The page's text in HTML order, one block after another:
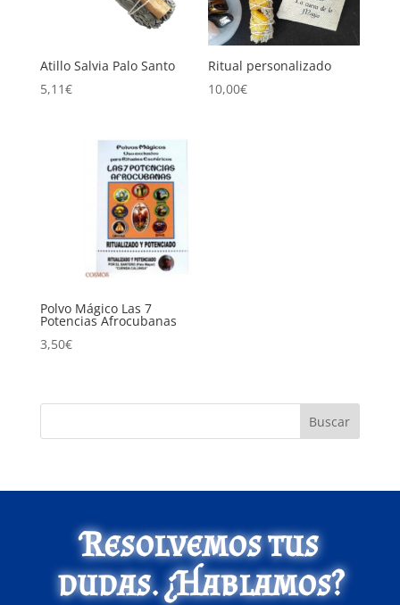
Atillo Salvia Palo Santo
5,11€
Ritual personalizado
10,00€
Polvo Mágico Las 7
Potencias Afrocubanas
3,50€
Buscar
Resolvemos tus
dudas. ¿Hablamos?